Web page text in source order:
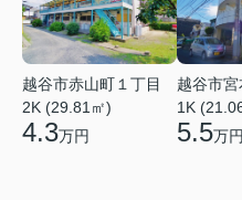
越谷市赤山町１丁目
2K (29.81㎡)
4.3万円
越谷市宮
1K
5.5万円